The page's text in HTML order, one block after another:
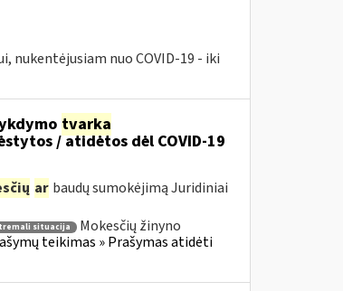
nukentėjusiam nuo COVID-19 - iki
tvarka
/ atidėtos dėl COVID-19
ar baudų sumokėjimą Juridiniai
situacija
Mokesčių žinyno
teikimas » Prašymas atidėti